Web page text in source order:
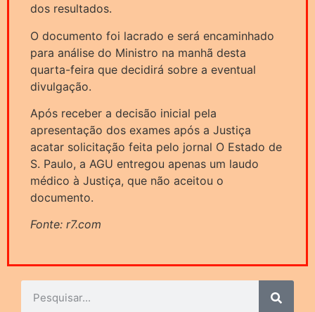
dos resultados.
O documento foi lacrado e será encaminhado
para análise do Ministro na manhã desta
quarta-feira que decidirá sobre a eventual
divulgação.
Após receber a decisão inicial pela
apresentação dos exames após a Justiça
acatar solicitação feita pelo jornal O Estado de
S. Paulo, a AGU entregou apenas um laudo
médico à Justiça, que não aceitou o
documento.
Fonte: r7.com